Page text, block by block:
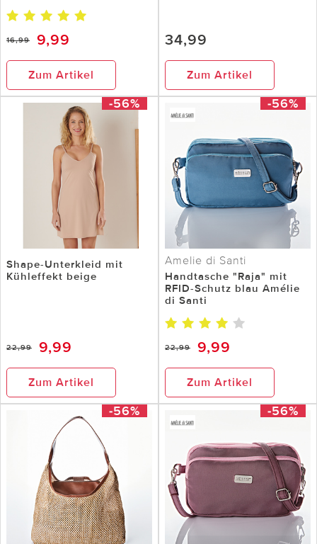
16,99 9,99
Zum Artikel
34,99
Zum Artikel
-56%
Shape-Unterkleid mit
Kühleffekt beige
22,99 9,99
Zum Artikel
-56%
Amelie di Santi
Handtasche "Raja" mit
RFID-Schutz blau Amélie
di Santi
22,99 9,99
Zum Artikel
-56% -56%